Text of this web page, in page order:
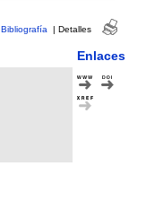
Bibliografía | Detalles
Enlaces